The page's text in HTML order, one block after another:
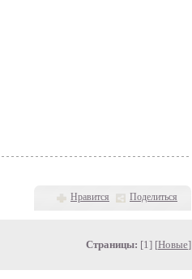
Нравится Поделиться
Страницы: [1] [Новые]